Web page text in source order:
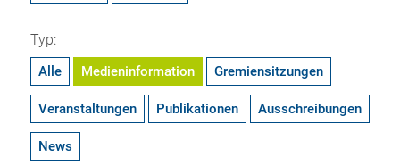
Typ:
Alle Medieninformation Gremiensitzungen
Veranstaltungen Publikationen Ausschreibungen
News